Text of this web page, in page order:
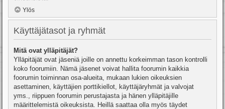
Ylös
Käyttäjätasot ja ryhmät
Mitä ovat ylläpitäjät?
Ylläpitäjät ovat jäseniä joille on annettu korkeimman tason kontrolli
koko foorumiin. Nämä jäsenet voivat hallita foorumin kaikkia
foorumin toiminnan osa-alueita, mukaan lukien oikeuksien
asettaminen, käyttäjien porttikiellot, käyttäjäryhmät ja valvojat
yms., riippuen foorumin perustajasta ja hänen ylläpitäjille
määrittelemistä oikeuksista. Heillä saattaa olla myös täydet